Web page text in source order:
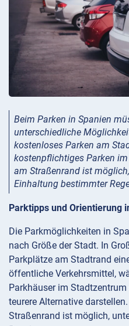
Beim Parken in Spanien
unterschiedliche
kostenloses Parken am
kostenpflichtiges Parken
am Straßenrand ist
Einhaltung bestimmter
Parktipps und Orientierung
Die Parkmöglichkeiten in
nach Größe der Stadt. In
Parkplätze am Stadtrand
öffentliche Verkehrsmittel,
Parkhäuser im
teurere Alternative
Straßenrand ist möglich,